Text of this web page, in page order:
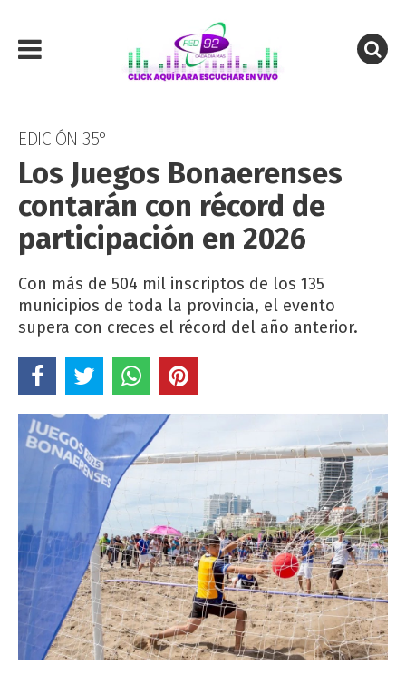
EDICIÓN 35°
Los Juegos Bonaerenses
contarán con récord de
participación en 2026
Con más de 504 mil inscriptos de los 135
municipios de toda la provincia, el evento
supera con creces el récord del año anterior.